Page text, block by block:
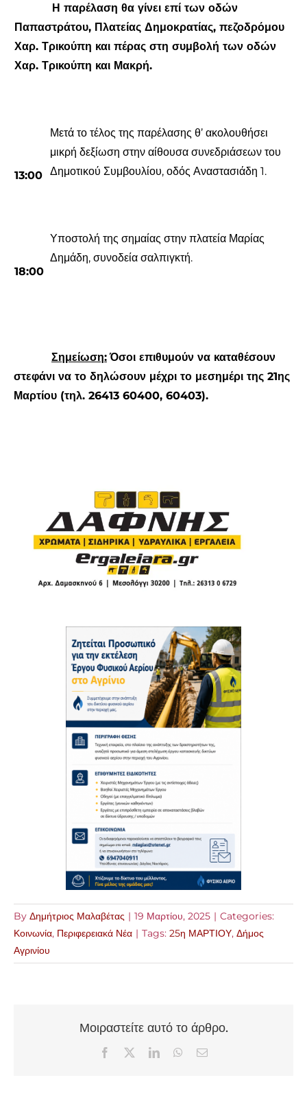
Η παρέλαση θα γίνει επί των οδών
Παπαστράτου, Πλατείας Δημοκρατίας, πεζοδρόμου
Χαρ. Τρικούπη και πέρας στη συμβολή των οδών
Χαρ. Τρικούπη και Μακρή.
13:00
Μετά το τέλος της παρέλασης θ’ ακολουθήσει
μικρή δεξίωση στην αίθουσα συνεδριάσεων του
Δημοτικού Συμβουλίου, οδός Αναστασιάδη 1.
18:00
Υποστολή της σημαίας στην πλατεία Μαρίας
Δημάδη, συνοδεία σαλπιγκτή.
Σημείωση: Όσοι επιθυμούν να καταθέσουν
στεφάνι να το δηλώσουν μέχρι το μεσημέρι της 21ης
Μαρτίου (τηλ. 26413 60400, 60403).
By Δημήτριος Μαλαβέτας | 19 Μαρτίου, 2025 | Categories:
Κοινωνία, Περιφερειακά Νέα | Tags: 25η ΜΑΡΤΙΟΥ, Δήμος
Αγρινίου
Μοιραστείτε αυτό το άρθρο.
Facebook LinkedInWhatsApp
Email